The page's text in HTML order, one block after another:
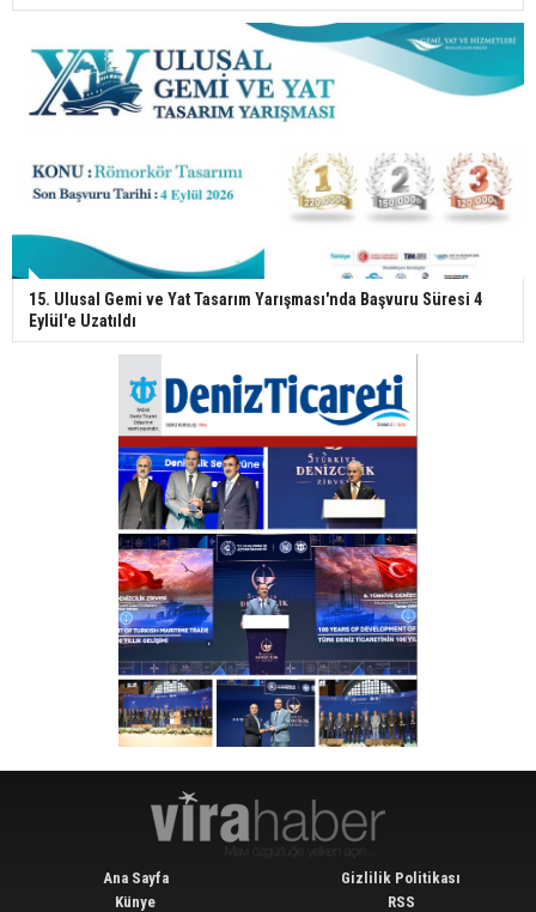
15. Ulusal Gemi ve Yat Tasarım Yarışması'nda Başvuru Süresi 4
Eylül'e Uzatıldı
Ana Sayfa
Künye
Gizlilik Politikası
RSS